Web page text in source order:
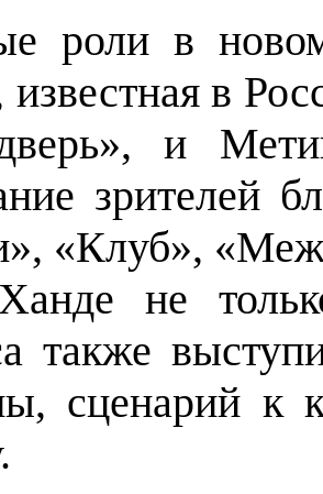
роли в
известная в
и
зрителей
«Клуб»,
не
также
сценарий к